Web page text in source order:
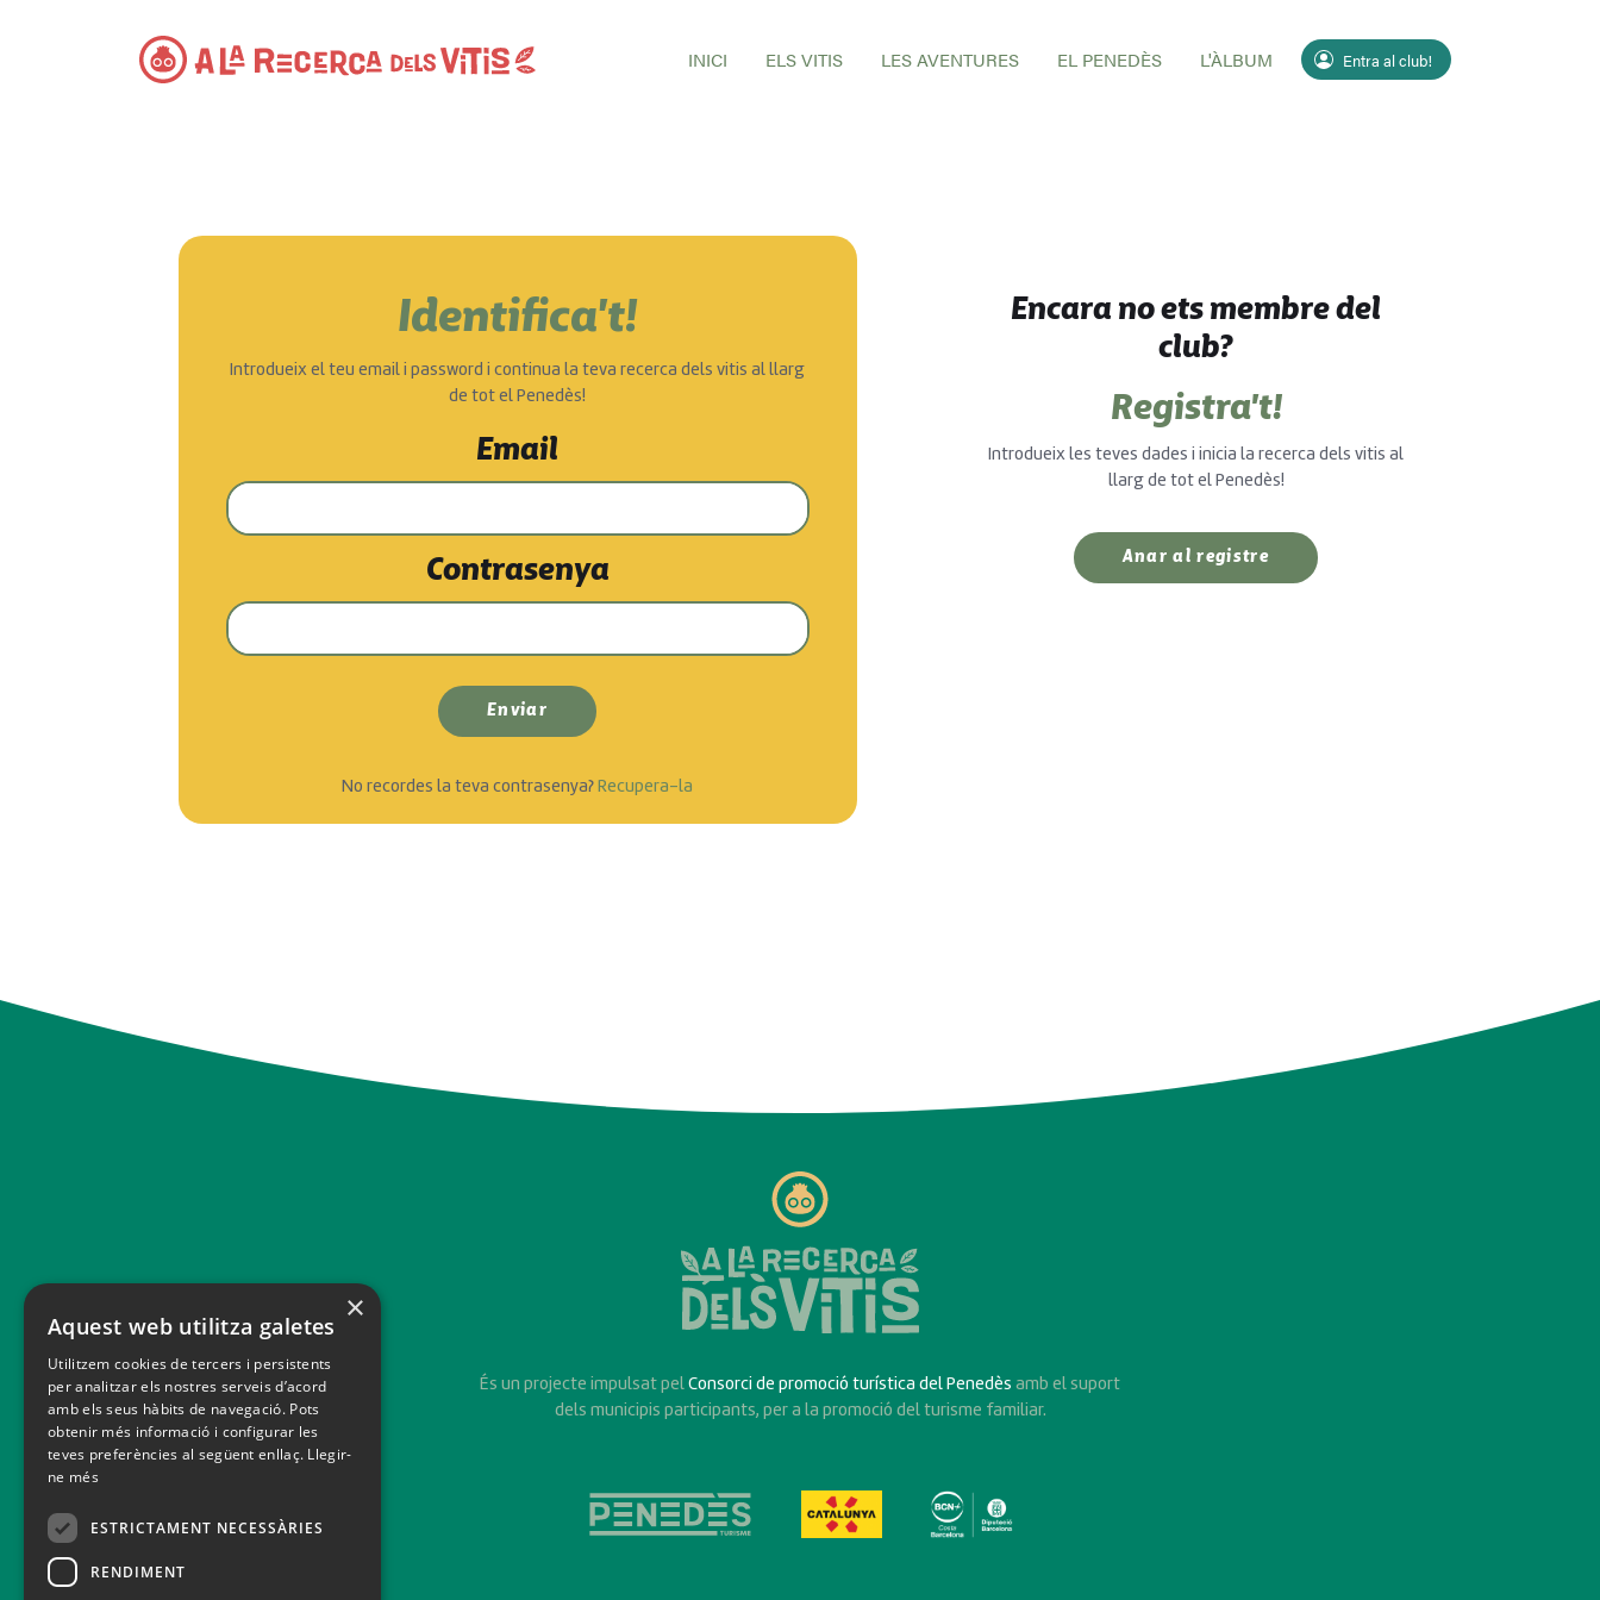
INICI ELS VITIS LES AVENTURES EL PENEDÈS L'ÀLBUM Entra al club!
Identifica't!
Introdueix el teu email i password i continua la teva recerca dels vitis al llarg
de tot el Penedès!
Email
Contrasenya
No recordes la teva contrasenya?Recupera-la
Encara no ets membre del
club?
Registra't!
Introdueix les teves dades i inicia la recerca dels vitis al
llarg de tot el Penedès!
Anar al registre
És un projecte impulsat pelConsorci de promoció turística del Penedès amb el suport
dels municipis participants, per a la promoció del turisme familiar.
×
Aquest web utilitza galetes
Utilitzem cookies de tercers i persistents
per analitzar els nostres serveis d’acord
amb els seus hàbits de navegació. Pots
obtenir més informació i configurar les
teves preferències al següent enllaç. Llegir-
ne més
ESTRICTAMENT NECESSÀRIES
RENDIMENT